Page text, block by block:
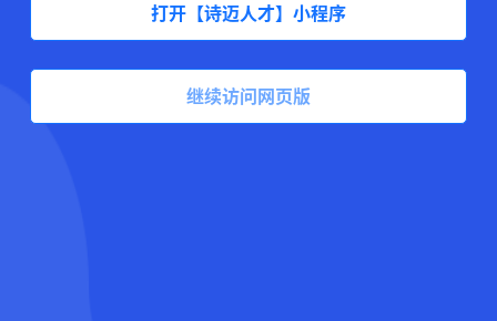
打开【诗迈人才】小程序
继续访问网页版